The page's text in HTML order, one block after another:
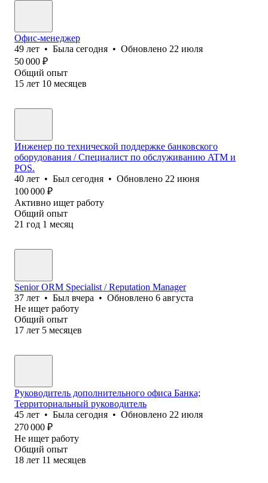
Офис-менеджер
49 лет • Была сегодня • Обновлено 22 июля
50 000 ₽
Общий опыт
15 лет 10 месяцев
Инженер по технической поддержке банковского
оборудования / Специалист по обслуживанию ATM и
POS.
40 лет • Был сегодня • Обновлено 22 июня
100 000 ₽
Активно ищет работу
Общий опыт
21 год 1 месяц
Senior ORM Specialist / Reputation Manager
37 лет • Был вчера • Обновлено 6 августа
Не ищет работу
Общий опыт
17 лет 5 месяцев
Руководитель дополнительного офиса Банка;
Территориальный руководитель
45 лет • Была сегодня • Обновлено 22 июля
270 000 ₽
Не ищет работу
Общий опыт
18 лет 11 месяцев